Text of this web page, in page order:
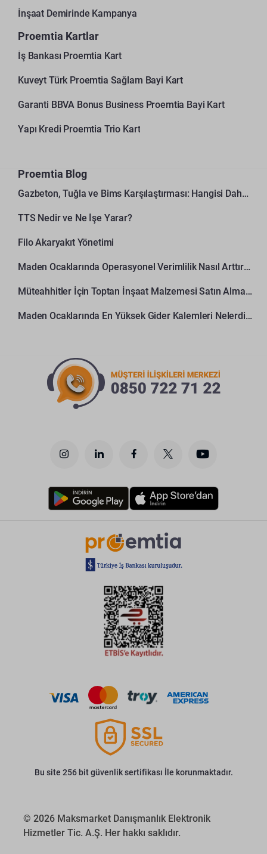
İnşaat Demirinde Kampanya
Proemtia Kartlar
İş Bankası Proemtia Kart
Kuveyt Türk Proemtia Sağlam Bayi Kart
Garanti BBVA Bonus Business Proemtia Bayi Kart
Yapı Kredi Proemtia Trio Kart
Proemtia Blog
Gazbeton, Tuğla ve Bims Karşılaştırması: Hangisi Daha Avantajlı?
TTS Nedir ve Ne İşe Yarar?
Filo Akaryakıt Yönetimi
Maden Ocaklarında Operasyonel Verimlilik Nasıl Arttırılır?
Müteahhitler İçin Toptan İnşaat Malzemesi Satın Alma Rehberi
Maden Ocaklarında En Yüksek Gider Kalemleri Nelerdir?
Bu site 256 bit güvenlik sertifikası İle korunmaktadır.
© 2026 Maksmarket Danışmanlık Elektronik
Hizmetler Tic. A.Ş. Her hakkı saklıdır.